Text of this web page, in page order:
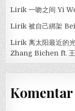
Lirik 一吻之间 Yi
Lirik 被自己綁架
Lirik 离太阳最近的
Zhang Bichen ft.